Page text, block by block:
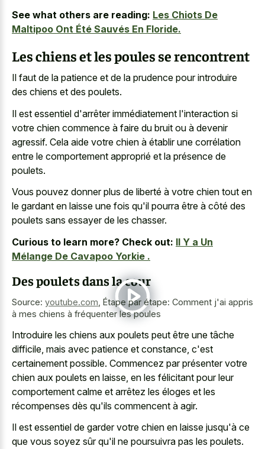
See what others are reading: Les Chiots De
Maltipoo Ont Été Sauvés En Floride.
Les chiens et les poules se rencontrent
Il faut de la patience et de la prudence pour introduire
des chiens et des poulets.
Il est essentiel d'arrêter immédiatement l'interaction si
votre chien commence à faire du bruit ou à devenir
agressif. Cela aide votre chien à établir une corrélation
entre le comportement approprié et la présence de
poulets.
Vous pouvez donner plus de liberté à votre chien tout en
le gardant en laisse une fois qu'il pourra être à côté des
poulets sans essayer de les chasser.
Curious to learn more? Check out: Il Y a Un
Mélange De Cavapoo Yorkie .
Des poulets dans la cour
Source: youtube.com Étape par étape: Comment j'ai appris
à mes chiens à fréquenter les poules
Introduire les chiens aux poulets peut être une tâche
difficile, mais avec patience et constance, c'est
certainement possible. Commencez par présenter votre
chien aux poulets en laisse, en les félicitant pour leur
comportement calme et arrêtez les éloges et les
récompenses dès qu'ils commencent à agir.
Il est essentiel de garder votre chien en laisse jusqu'à ce
que vous soyez sûr qu'il ne poursuivra pas les poulets.